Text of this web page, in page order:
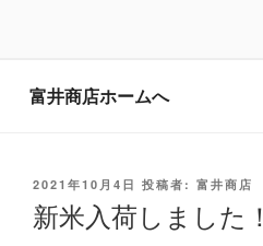
富井商店ホームへ
投
稿
日:
2021年10月4日 投稿者: 富井商店
新米入荷しました！